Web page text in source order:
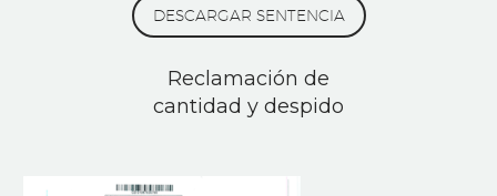
DESCARGAR SENTENCIA
Reclamación de
cantidad y despido